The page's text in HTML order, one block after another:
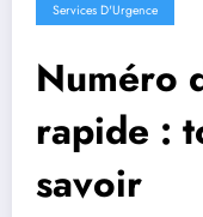
Services D'Urgence
Numéro
rapide :
savoir